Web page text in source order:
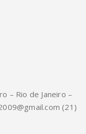
– Rio de Janeiro –
(21)